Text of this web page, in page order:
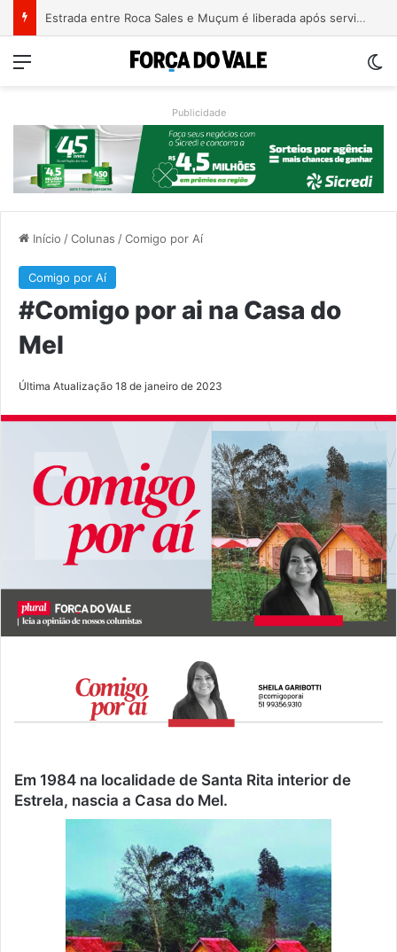
Estrada entre Roca Sales e Muçum é liberada após serviços de manutenção
Menu
Publicidade
Início /Colunas /Comigo por Aí
Comigo por Aí
#Comigo por ai na Casa do
Mel
Última Atualização 18 de janeiro de 2023
Em 1984 na localidade de Santa Rita interior de
Estrela, nascia a Casa do Mel.